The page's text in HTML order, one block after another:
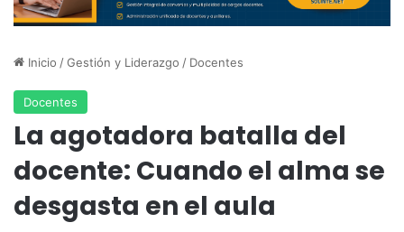
Inicio /Gestión y Liderazgo / Docentes
Docentes
La agotadora batalla del
docente: Cuando el alma se
desgasta en el aula